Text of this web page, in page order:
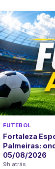
FUTEBOL
Fortaleza
Palmeiras:
05/08/2026
9h atrás